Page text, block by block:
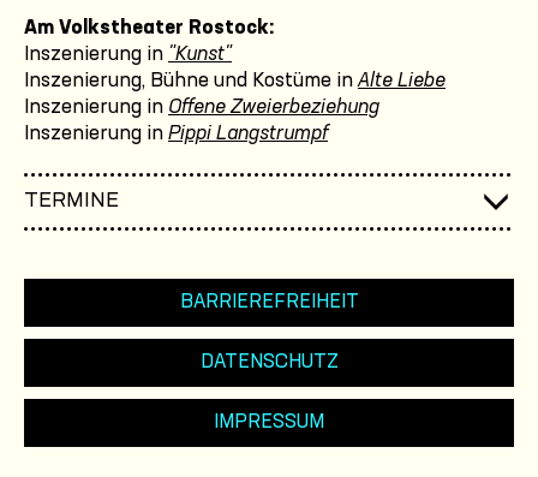
Am Volkstheater Rostock:
Inszenierung in "Kunst"
Inszenierung, Bühne und Kostüme in Alte Liebe
Inszenierung in Offene Zweierbeziehung
Inszenierung in Pippi Langstrumpf
TERMINE
BARRIEREFREIHEIT
DATENSCHUTZ
IMPRESSUM